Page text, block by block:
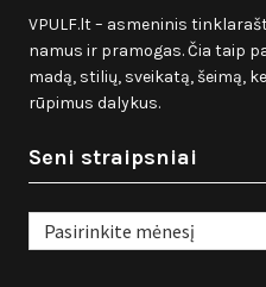
VPULF.lt – asmeninis
namus ir pramogas. Čia taip
madą, stilių, sveikatą, šeimą,
rūpimus dalykus.
Seni straipsniai
Seni
straipsniai